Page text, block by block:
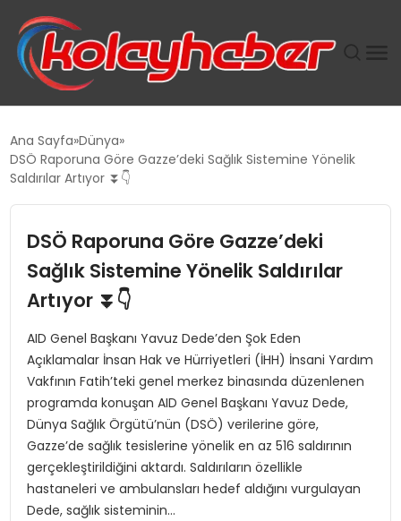
SUWEN’IN İSTIHDAM MODELI EKONOMIDE KADIN
TANYER YAPI ZEMIN MÜHENDISLIĞINDE HEDEF
BÜYÜTTÜ
TOROSLAR’DA PAZAR GERGİNLİĞİ!
Ana Sayfa Dünya
DSÖ Raporuna Göre Gazze’deki Sağlık Sistemine Yönelik
Saldırılar Artıyor ⏬👇
DSÖ Raporuna Göre Gazze’deki
Sağlık Sistemine Yönelik Saldırılar
Artıyor ⏬👇
AID Genel Başkanı Yavuz Dede’den Şok Eden
Açıklamalar İnsan Hak ve Hürriyetleri (İHH) İnsani Yardım
Vakfının Fatih’teki genel merkez binasında düzenlenen
programda konuşan AID Genel Başkanı Yavuz Dede,
Dünya Sağlık Örgütü’nün (DSÖ) verilerine göre,
Gazze’de sağlık tesislerine yönelik en az 516 saldırının
gerçekleştirildiğini aktardı. Saldırıların özellikle
hastaneleri ve ambulansları hedef aldığını vurgulayan
Dede, sağlık sisteminin…